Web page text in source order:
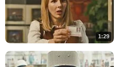
1:29